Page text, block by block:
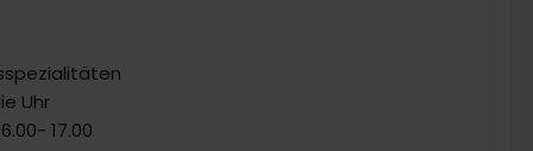
Uhr
17.00